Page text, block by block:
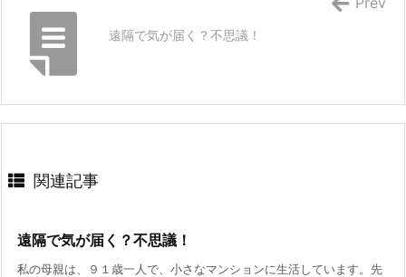
遠隔で気が届く？不思議！
関連記事
遠隔で気が届く？不思議！
私の母親は、９１歳一人で、小さなマンションに生活しています。先